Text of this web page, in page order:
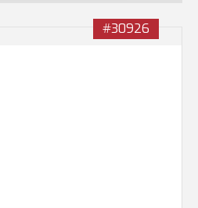
#30926